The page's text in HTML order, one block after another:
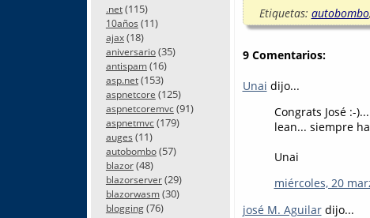
.net(115)
10años (11)
ajax(18)
aniversario(35)
antispam(16)
asp.net(153)
aspnetcore (125)
aspnetcoremvc(91)
aspnetmvc(179)
auges (11)
autobombo(57)
blazor(48)
blazorserver(29)
blazorwasm(30)
blogging(76)
Etiquetas: autobombo,
9 Comentarios:
Unai dijo...
Congrats José :-
lean... siempre
Unai
miércoles, 20
josé M. Aguilardijo...